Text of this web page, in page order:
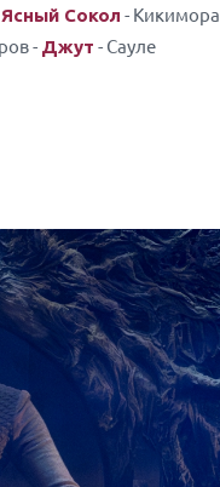
Сокол - Кикимора
- Джут - Сауле